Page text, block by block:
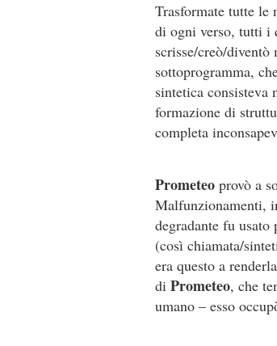
Trasformate tutte
di ogni verso, tutti i
scrisse/creò/
sottoprogramma,
sintetica consisteva
formazione di
completa
Prometeo provò a
Malfunzionamenti,
degradante fu
(così chiamata/
era questo a
di Prometeo, che
umano – esso